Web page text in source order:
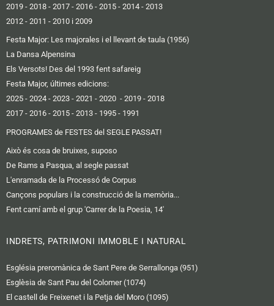
2019 - 2018 - 2017 - 2016 - 2015 - 2014 - 2013
2012 - 2011 - 2010 i 2009
Festa Major: Les majorales i el llevant de taula (1956)
La Dansa Alpensina
Els Versots! Des del 1993 fent safareig
Festa Major, últimes edicions:
2025 - 2024 - 2023 - 2021 - 2020 - 2019 - 2018
2017 - 2016 - 2015 - 2013 - 1995 - 1991
PROGRAMES de FESTES del SEGLE PASSAT!
Això és cosa de bruixes, suposo
De Rams a Pasqua, al segle passat
L'enramada de la Processó de Corpus
Cançons populars i la construcció de la memòria...
Fent camí amb el grup 'Carrer de la Poesia, 14'
INDRETS, PATRIMONI IMMOBLE I NATURAL
Església preromànica de Sant Pere de Serrallonga (951)
Esglèsia de Sant Pau del Colomer (1074)
El castell de Freixenet i la Petja del Moro (1095)